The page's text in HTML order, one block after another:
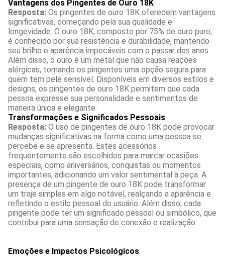
Vantagens dos Pingentes de Ouro 18K
Resposta: Os pingentes de ouro 18K oferecem vantagens
significativas, começando pela sua qualidade e
longevidade. O ouro 18K, composto por 75% de ouro puro,
é conhecido por sua resistência e durabilidade, mantendo
seu brilho e aparência impecáveis com o passar dos anos.
Além disso, o ouro é um metal que não causa reações
alérgicas, tornando os pingentes uma opção segura para
quem tem pele sensível. Disponíveis em diversos estilos e
designs, os pingentes de ouro 18K permitem que cada
pessoa expresse sua personalidade e sentimentos de
maneira única e elegante.
Transformações e Significados Pessoais
Resposta: O uso de pingentes de ouro 18K pode provocar
mudanças significativas na forma como uma pessoa se
percebe e se apresenta. Estes acessórios
frequentemente são escolhidos para marcar ocasiões
especiais, como aniversários, conquistas ou momentos
importantes, adicionando um valor sentimental à peça. A
presença de um pingente de ouro 18K pode transformar
um traje simples em algo notável, realçando a aparência e
refletindo o estilo pessoal do usuário. Além disso, cada
pingente pode ter um significado pessoal ou simbólico, que
contribui para uma sensação de conexão e realização.
Emoções e Impactos Psicológicos